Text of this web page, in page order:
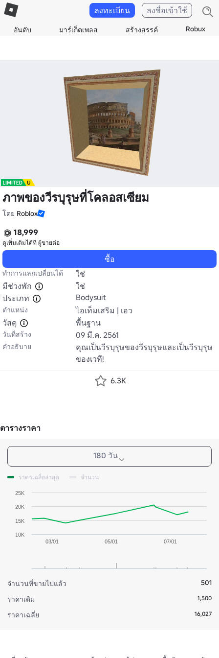
อันดับ มาร์เก็ตเพลส สร้างสรรค์ Robux
ลงทะเบียน ลงชื่อเข้าใช้
ภาพของวีรบุรุษที่โคลอสเซียม
โดย Roblox
18,999
ดูเพิ่มเติมได้ที่ ผู้ขายต่อ
ซื้อ
ทำการแลกเปลี่ยนได้
ใช่
มีช่วงพัก
ใช่
ประเภท
Bodysuit
ตำแหน่ง
ไอเท็มเสริม | เอว
วัสดุ
พื้นฐาน
วันที่สร้าง 09 มี.ค. 2561
คำอธิบาย
คุณเป็นวีรบุรุษของวีรบุรุษและเป็นวีรบุรุษ
ของเวที!
6.3K
ตารางราคา
180 วัน
ราคาเฉลี่ยล่าสุด จำนวน
03/01 05/01 07/01
10K
15K
20K
25K
จำนวนที่ขายไปแล้ว
501
ราคาเดิม
1,500
ราคาเฉลี่ย 16,027